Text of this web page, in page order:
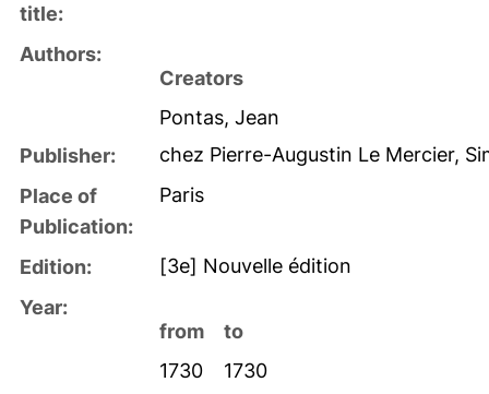
title:
Authors:
Creators
Pontas, Jean
Publisher:
chez Pierre-Augustin Le Mercier,
Place of
Publication:
Paris
Edition:
[3e] Nouvelle édition
Year:
from
to
1730
1730